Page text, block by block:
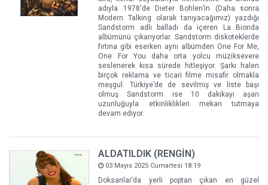
adıyla 1978'de Dieter Bohlen’in (Daha sonra
Modern Talking olarak tanıyacağımız) yazdığı
Sandstorm adlı balladı da içeren La Bionda
albümünü çıkarıyorlar. Sandstorm diskoteklerde
fırtına gibi eserken aynı albümden One For Me,
One For You daha orta yolcu müziksevere
seslenerek kısa sürede hitleşiyor. Şarkı halen
birçok reklama ve ticari filme misafir olmakla
meşgul. Türkiye’de de sevilmiş ve liste başı
olmuş Sandstorm ise 10 dakikayı aşan
uzunluğuyla etkinliklikleri mekan tutmaya
devam ediyor.
ALDATILDIK (RENGİN)
03 Mayıs 2025 Cumartesi 18:19
Doksanlar’da yerli poptan çıkan en güzel